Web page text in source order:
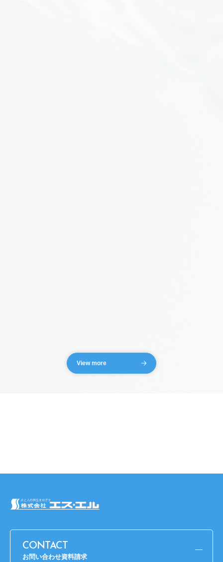
View more
CONTACT
お問い合わせ資料請求